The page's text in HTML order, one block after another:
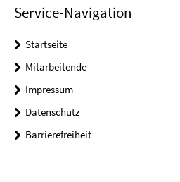
Service-Navigation
Startseite
Mitarbeitende
Impressum
Datenschutz
Barrierefreiheit